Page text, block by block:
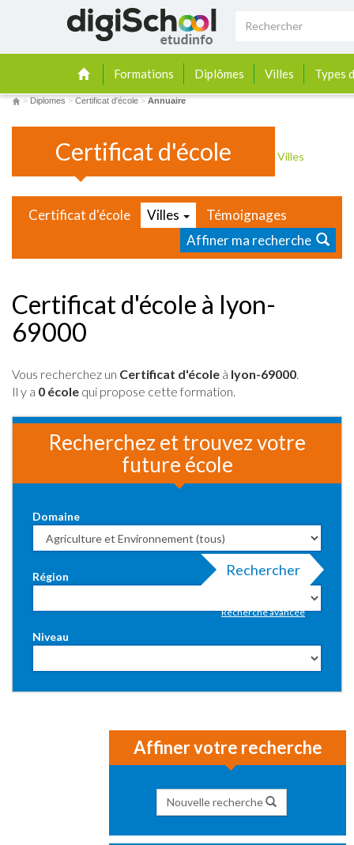
Formations Diplômes Villes Types
> Diplomes > Certificat d'école > Annuaire
Certificat d'école Villes
Certificat d'école Villes
Témoignages
Affiner ma recherche
Certificat d'école à lyon-
69000
Vous recherchez un Certificat d'école à lyon-69000.
Il y a 0 école qui propose cette formation.
Recherchez et trouvez votre
future école
Domaine
Région
Niveau
Rechercher
Recherche avancée
Affiner votre recherche
Nouvelle recherche